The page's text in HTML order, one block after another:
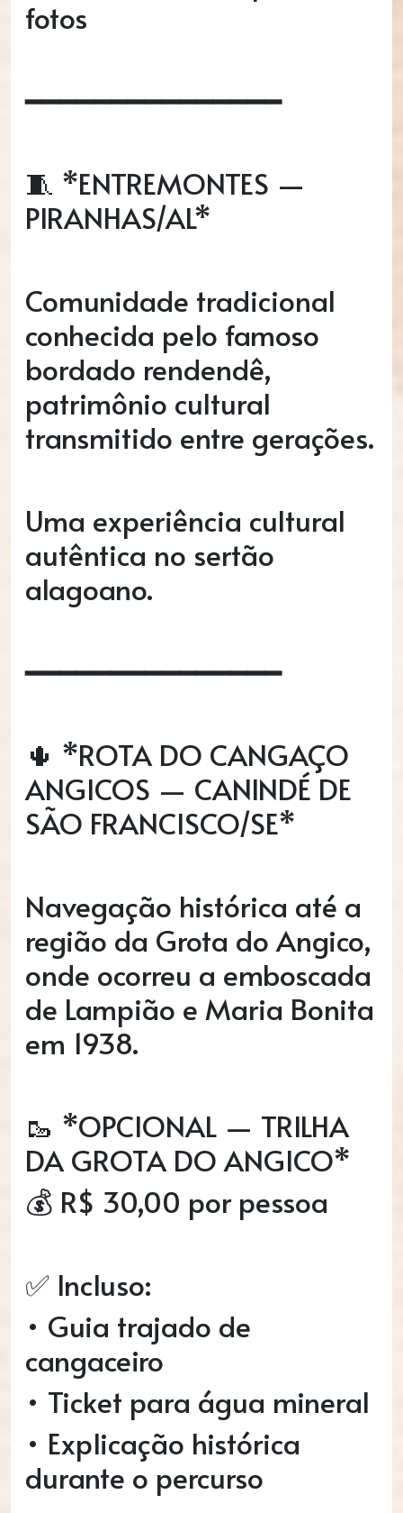
fotos
━━━━━━━━━━━━━━━
🧵 *ENTREMONTES —
PIRANHAS/AL*
Comunidade tradicional
conhecida pelo famoso
bordado rendendê,
patrimônio cultural
transmitido entre gerações.
Uma experiência cultural
autêntica no sertão
alagoano.
━━━━━━━━━━━━━━━
🌵 *ROTA DO CANGAÇO
ANGICOS — CANINDÉ DE
SÃO FRANCISCO/SE*
Navegação histórica até a
região da Grota do Angico,
onde ocorreu a emboscada
de Lampião e Maria Bonita
em 1938.
🥾 *OPCIONAL — TRILHA
DA GROTA DO ANGICO*
💰 R$ 30,00 por pessoa
✅ Incluso:
• Guia trajado de
cangaceiro
• Ticket para água mineral
• Explicação histórica
durante o percurso